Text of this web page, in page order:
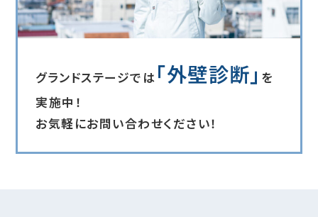
グランドステージでは 「外壁診断」 を
実施中！
お気軽にお問い合わせください！